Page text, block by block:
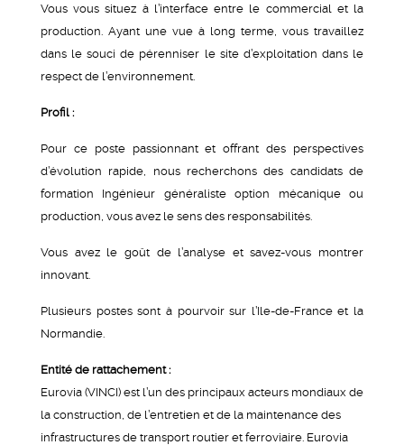
Vous vous situez à l’interface entre le commercial et la
production. Ayant une vue à long terme, vous travaillez
dans le souci de pérenniser le site d’exploitation dans le
respect de l’environnement.
Profil :
Pour ce poste passionnant et offrant des perspectives
d’évolution rapide, nous recherchons des candidats de
formation Ingénieur généraliste option mécanique ou
production, vous avez le sens des responsabilités.
Vous avez le goût de l’analyse et savez-vous montrer
innovant.
Plusieurs postes sont à pourvoir sur l’Ile-de-France et la
Normandie.
Entité de rattachement :
Eurovia (VINCI) est l’un des principaux acteurs mondiaux de
la construction, de l’entretien et de la maintenance des
infrastructures de transport routier et ferroviaire. Eurovia